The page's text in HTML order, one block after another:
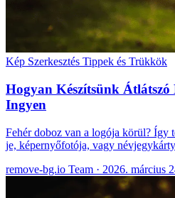
Kép Szerkesztés Tippek és Trükkök
Hogyan Készítsünk
Ingyen
Fehér doboz van a logója körül? Így
je, képernyőfotója, vagy
remove-bg.io Team · 2026. március